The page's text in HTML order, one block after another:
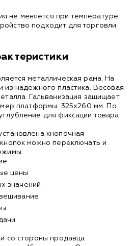
не меняется при температуре
подходит для торговли
металлическая рама. На
из надежного пластика. Весовая
Гальванизация защищает
платформы: 325х260 мм. По
для фиксации товара.
кнопочная
можно переключать и
цены
значений
со стороны продавца